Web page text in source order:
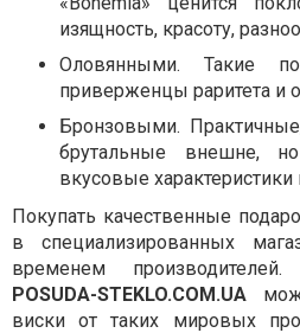
изящность, красоту,
Оловянными. Такие
приверженцы раритета и
Бронзовыми.
брутальные внешне,
вкусовые характеристики
Покупать качественные
в специализированных
временем
POSUDA-STEKLO.COM.UA
виски от таких мировых